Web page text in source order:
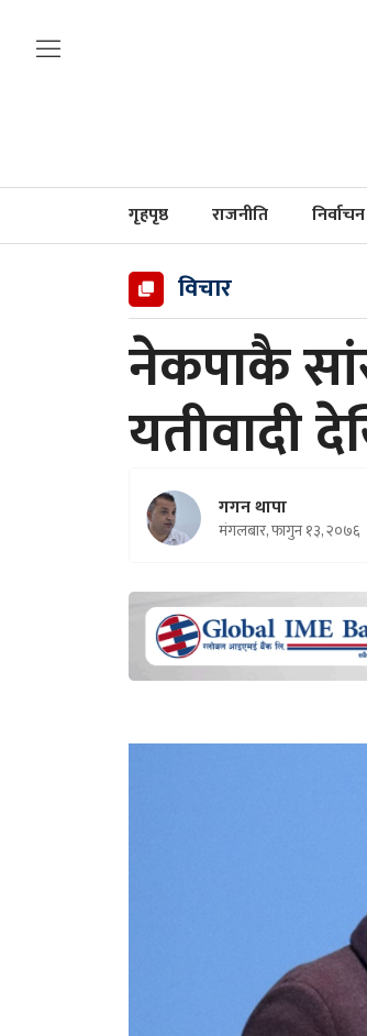
गृहपृष्ठ राजनीति
विचार
नेकपाकै
यतीवादी
गगन थापा
मंगलबार, फागुन १३, २०७६